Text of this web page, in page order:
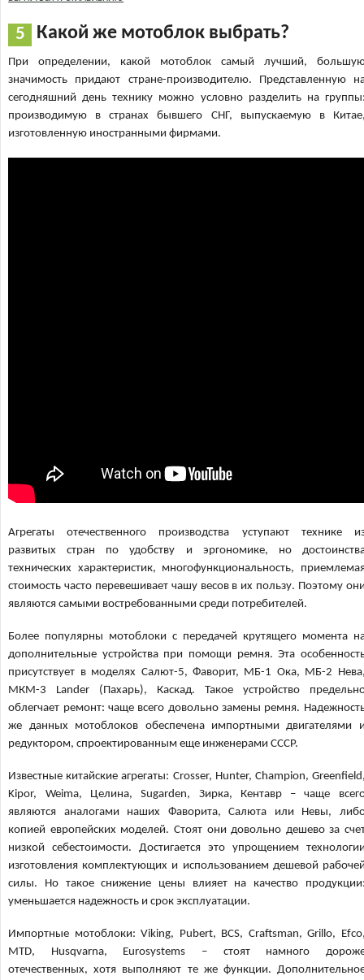
Какой же мотоблок выбрать?
При определении, какой мотоблок самый лучший,
значимость придают стране-производителю. Представленную
сегодняшний день технику можно условно разделить на
производимую в странах бывшего СНГ, выпускаемую в
изготовленную иностранными фирмами.
Агрегаты отечественного производства уступают технике
развитых стран по удобству и эргономике, но
технических характеристик, многофункциональность,
стоимость часто перевешивает чашу весов в их пользу. Поэтому
являются самыми востребованными среди потребителей.
Более популярны мотоблоки с передачей крутящего момента
дополнительные устройства при помощи ремня. Эта
присутствует в моделях Салют-5, Фаворит, МБ-1 Ока, МБ-2
МКМ-3 Lander (Пахарь), Каскад. Такое устройство
облегчает ремонт: чаще всего довольно замены ремня.
же данных мотоблоков обеспечена импортными двигателями
редуктором, спроектированным еще инженерами СССР.
Известные китайские агрегаты: Crosser, Hunter, Champion,
Kipor, Weima, Целина, Sugarden, Зирка, Кентавр – чаще
являются аналогами наших Фаворита, Салюта или Невы,
копией европейских моделей. Стоят они довольно дешево за
низкой себестоимости. Достигается это упрощением
изготовления комплектующих и использованием дешевой
силы. Но такое снижение цены влияет на качество
уменьшается надежность и срок эксплуатации.
Импортные мотоблоки: Viking, Pubert, BCS, Craftsman, Grillo,
MTD, Husqvarna, Eurosystems – стоят намного
отечественных, хотя выполняют те же функции.